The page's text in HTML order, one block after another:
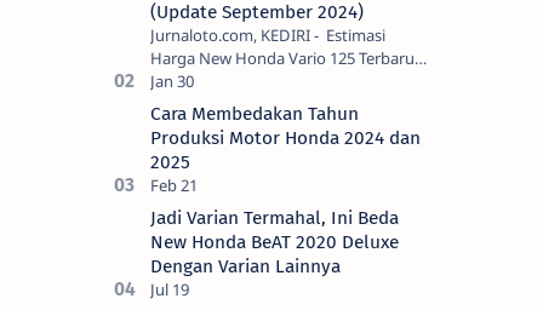
(Update September 2024)
Jurnaloto.com, KEDIRI - Estimasi
Harga New Honda Vario 125 Terbaru
OTR Kediri Raya (Update September
2024) Brosis sekalian, PT Astra Honda
Motor (AH…
Cara Membedakan Tahun
Produksi Motor Honda 2024 dan
2025
Jadi Varian Termahal, Ini Beda
New Honda BeAT 2020 Deluxe
Dengan Varian Lainnya